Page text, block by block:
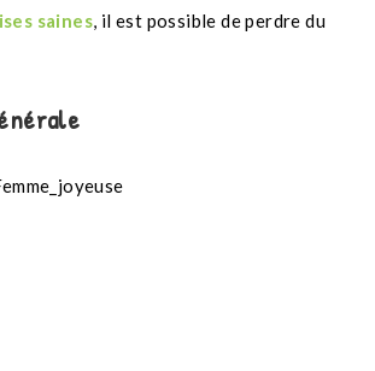
saines, il est possible de perdre du